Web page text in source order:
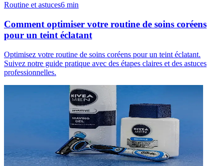
Routine et astuces6 min
Comment optimiser votre routine de soins coréens
pour un teint éclatant
Optimisez votre routine de soins coréens pour un teint éclatant.
Suivez notre guide pratique avec des étapes claires et des astuces
professionnelles.